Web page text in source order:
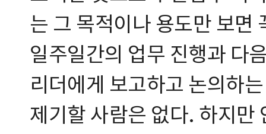
는 그 목적이나 용도만 보면
일주일간의 업무 진행과 다
리더에게 보고하고 논의하
제기할 사람은 없다. 하지만